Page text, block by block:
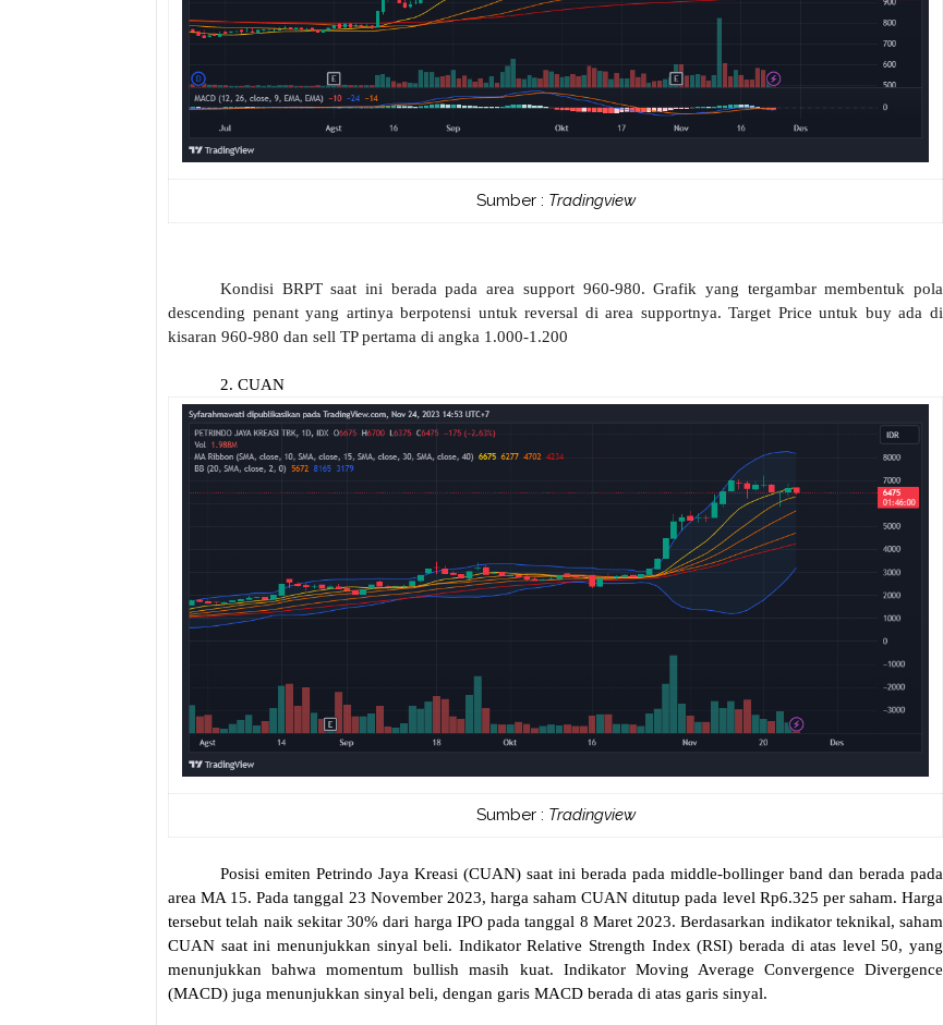
Sumber : Tradingview
Kondisi BRPT saat ini berada pada area support 960-980. Grafik yang tergambar membentuk pola
descending penant yang artinya berpotensi untuk reversal di area supportnya. Target Price untuk buy ada di
kisaran 960-980 dan sell TP pertama di angka 1.000-1.200
2. CUAN
Sumber : Tradingview
Posisi emiten Petrindo Jaya Kreasi (CUAN) saat ini berada pada middle-bollinger band dan berada pada
area MA 15. Pada tanggal 23 November 2023, harga saham CUAN ditutup pada level Rp6.325 per saham. Harga
tersebut telah naik sekitar 30% dari harga IPO pada tanggal 8 Maret 2023. Berdasarkan indikator teknikal, saham
CUAN saat ini menunjukkan sinyal beli. Indikator Relative Strength Index (RSI) berada di atas level 50, yang
menunjukkan bahwa momentum bullish masih kuat. Indikator Moving Average Convergence Divergence
(MACD) juga menunjukkan sinyal beli, dengan garis MACD berada di atas garis sinyal.